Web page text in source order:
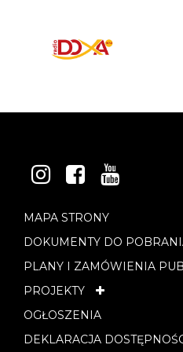
INSTAGRAM
MAPA STRONY
DOKUMENTY DO
PLANY I ZAMÓWIENIA
PROJEKTY
OGŁOSZENIA
DEKLARACJA